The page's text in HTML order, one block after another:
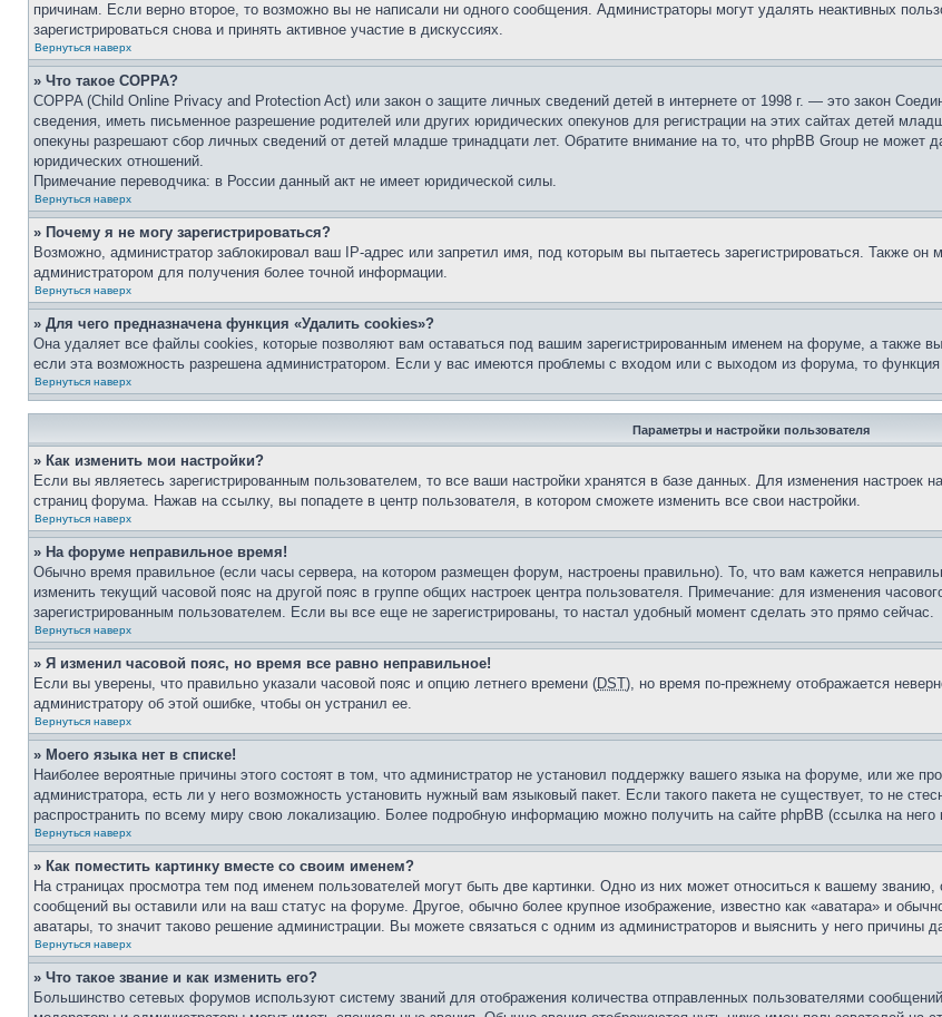
причинам. Если верно второе, то возможно вы не написали ни одного сообщения. Администраторы могут удалять неактивных
зарегистрироваться снова и принять активное участие в дискуссиях.
Вернуться наверх
» Что такое COPPA?
COPPA (Child Online Privacy and Protection Act) или закон о защите личных сведений детей в интернете от 1998 г. — это закон
сведения, иметь письменное разрешение родителей или других юридических опекунов для регистрации на этих сайтах детей
опекуны разрешают сбор личных сведений от детей младше тринадцати лет. Обратите внимание на то, что phpBB Group не может
юридических отношений.
Примечание переводчика: в России данный акт не имеет юридической силы.
Вернуться наверх
» Почему я не могу зарегистрироваться?
Возможно, администратор заблокировал ваш IP-адрес или запретил имя, под которым вы пытаетесь зарегистрироваться. Также
администратором для получения более точной информации.
Вернуться наверх
» Для чего предназначена функция «Удалить cookies»?
Она удаляет все файлы cookies, которые позволяют вам оставаться под вашим зарегистрированным именем на форуме, а также
если эта возможность разрешена администратором. Если у вас имеются проблемы с входом или с выходом из форума, то
Вернуться наверх
Параметры и настройки пользователя
» Как изменить мои настройки?
Если вы являетесь зарегистрированным пользователем, то все ваши настройки хранятся в базе данных. Для изменения настроек
страниц форума. Нажав на ссылку, вы попадете в центр пользователя, в котором сможете изменить все свои настройки.
Вернуться наверх
» На форуме неправильное время!
Обычно время правильное (если часы сервера, на котором размещен форум, настроены правильно). То, что вам кажется
изменить текущий часовой пояс на другой пояс в группе общих настроек центра пользователя. Примечание: для изменения
зарегистрированным пользователем. Если вы все еще не зарегистрированы, то настал удобный момент сделать это прямо сейчас.
Вернуться наверх
» Я изменил часовой пояс, но время все равно неправильное!
Если вы уверены, что правильно указали часовой пояс и опцию летнего времени (DST), но время по-прежнему отображается
администратору об этой ошибке, чтобы он устранил ее.
Вернуться наверх
» Моего языка нет в списке!
Наиболее вероятные причины этого состоят в том, что администратор не установил поддержку вашего языка на форуме, или же
администратора, есть ли у него возможность установить нужный вам языковый пакет. Если такого пакета не существует, то не
распространить по всему миру свою локализацию. Более подробную информацию можно получить на сайте phpBB (ссылка на него
Вернуться наверх
» Как поместить картинку вместе со своим именем?
На страницах просмотра тем под именем пользователей могут быть две картинки. Одно из них может относиться к вашему
сообщений вы оставили или на ваш статус на форуме. Другое, обычно более крупное изображение, известно как «аватара» и
аватары, то значит таково решение администрации. Вы можете связаться с одним из администраторов и выяснить у него причины
Вернуться наверх
» Что такое звание и как изменить его?
Большинство сетевых форумов используют систему званий для отображения количества отправленных пользователями